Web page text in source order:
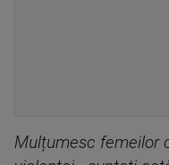
Mulțumesc femeilor